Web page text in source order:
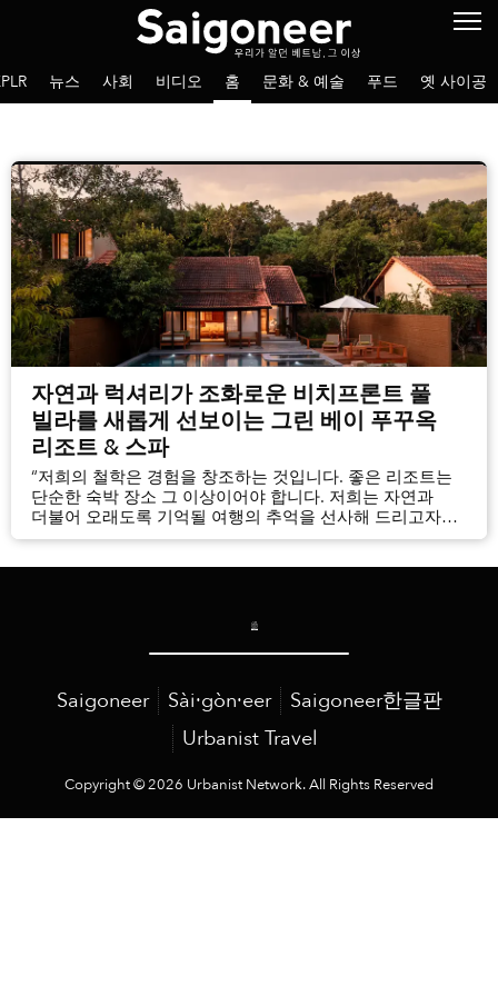
뉴스 사회 비디오 홈 문화 & 예술 푸드 옛 사이공
자연과 럭셔리가 조화로운 비치프론트 풀
빌라를 새롭게 선보이는 그린 베이 푸꾸옥
리조트 & 스파
“저희의 철학은 경험을 창조하는 것입니다. 좋은 리조트는
단순한 숙박 장소 그 이상이어야 합니다. 저희는 자연과
더불어 오래도록 기억될 여행의 추억을 선사해 드리고자
합니다. 시간은 유한하고 이 모든 순간은 소중합니다!” 그린
Saigoneer Sài·gòn·eer
Saigoneer한글판
Urbanist Travel
Copyright © 2026 Urbanist Network. All Rights Reserved